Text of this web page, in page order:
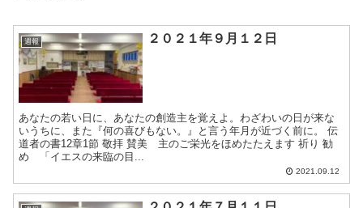
週報 ２０２１年９月１２日
あなたの若い日に、あなたの創造主を覚えよ。わざわいの日が来な
いうちに、また『何の喜びもない。』と言う年月が近づく前に。 伝
道者の書12章1節 敬拝 賛美 主のご栄光をほめたたえます 祈り 勧
め 「イエスの来臨の目...
2021.09.12